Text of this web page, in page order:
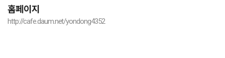
홈페이지
http://cafe.daum.net/yondong4352